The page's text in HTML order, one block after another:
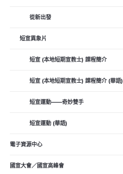
從新出發
短宣異象片
短宣 (本地短期宣教士) 課程簡介
短宣 (本地短期宣教士) 課程簡介 (華語)
短宣運動——奇妙雙手
短宣運動 (華語)
電子資源中心
國宣大會／國宣高峰會